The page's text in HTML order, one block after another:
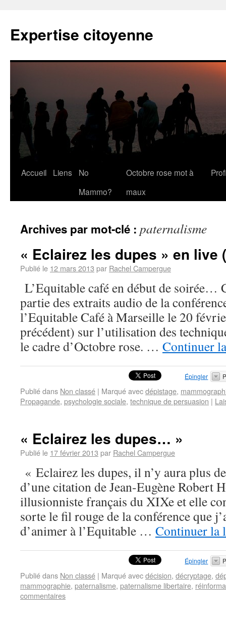
Expertise citoyenne
Accueil Liens
No
Mammo?
Octobre rose mot à
maux
Archives par mot-clé : paternalisme
« Eclairez les dupes » en live
Publié le 12 mars 2013 par Rachel Campergue
L’Equitable café en début de soirée…
partie des extraits audio de la
l’Equitable Café à Marseille le 20
précédent) sur l’utilisation des
le cadre d’Octobre rose. … Continuer
Épingler
Publié dans Non classé | Marqué avecdépistage,
Propagande, psychologie sociale, technique de persuasion |
« Eclairez les dupes… »
Publié le 17 février 2013 par Rachel Campergue
« Eclairez les dupes, il n’y aura plus
d’une citation de Jean-Eugène Robert
illusionniste français du XIXe et elle
sorte le fil rouge de la conférence que
d’animer à l’Equitable … Continuer la
Épingler
Publié dans Non classé | Marqué avecdécision, décryptage,
mammographie, paternalisme, paternalisme libertaire,
commentaires